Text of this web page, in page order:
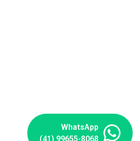
WhatsApp
(41) 99655-8068